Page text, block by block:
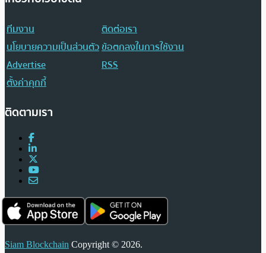
ทีมงาน
ติดต่อเรา
นโยบายความเป็นส่วนตัวข้อตกลงในการใช้งาน
Advertise
RSS
ตั้งค่าคุกกี้
ติดตามเรา
Siam Blockchain Copyright © 2026.